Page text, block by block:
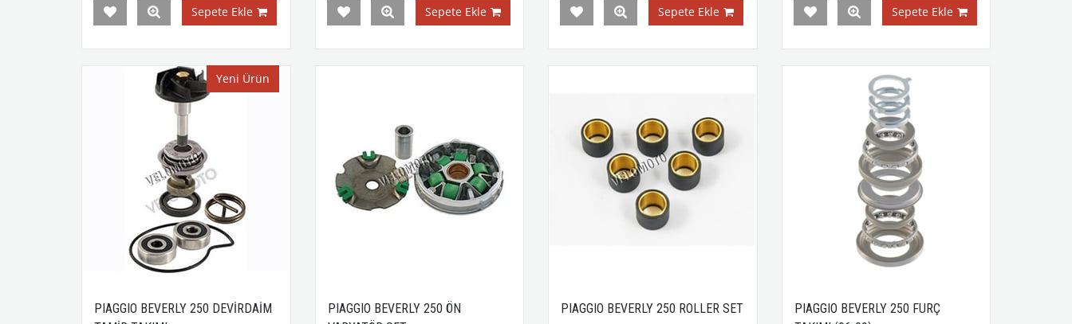
Sepete Ekle Sepete Ekle Sepete Ekle Sepete Ekle
PIAGGIO BEVERLY 250 DEVİRDAİM
Yeni Ürün
PIAGGIO BEVERLY 250 ÖN
PIAGGIO BEVERLY 250 ROLLER SET
PIAGGIO BEVERLY 250 FURÇ